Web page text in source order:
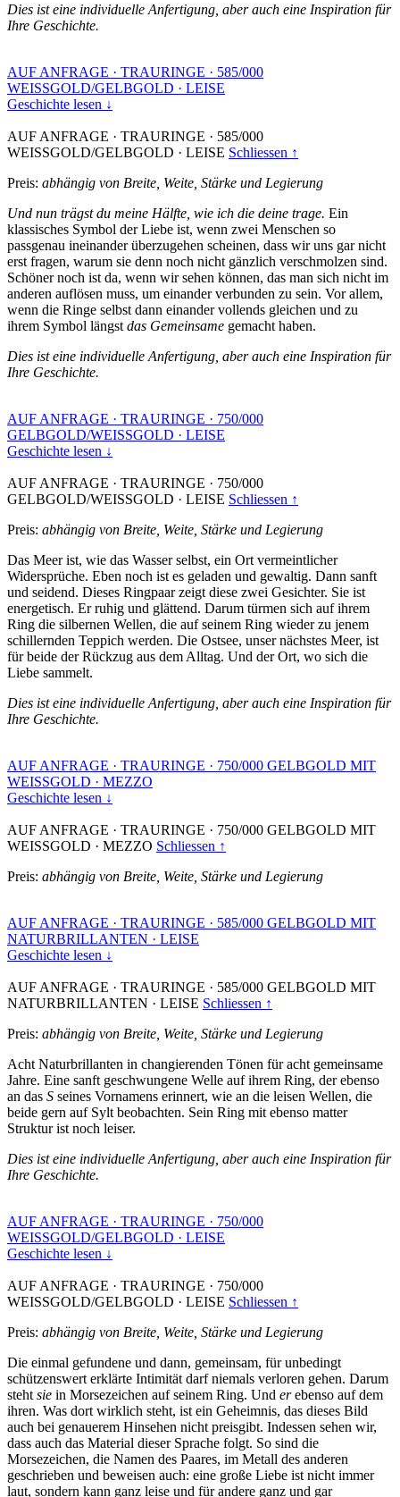
Dies ist eine individuelle Anfertigung, aber auch eine Inspiration für
Ihre Geschichte.
AUF ANFRAGE · TRAURINGE · 585/000
WEISSGOLD/GELBGOLD · LEISE
Geschichte lesen ↓
AUF ANFRAGE · TRAURINGE · 585/000
WEISSGOLD/GELBGOLD · LEISE Schliessen ↑
Preis: abhängig von Breite, Weite, Stärke und Legierung
Und nun trägst du meine Hälfte, wie ich die deine trage. Ein
klassisches Symbol der Liebe ist, wenn zwei Menschen so
passgenau ineinander überzugehen scheinen, dass wir uns gar nicht
erst fragen, warum sie denn noch nicht gänzlich verschmolzen sind.
Schöner noch ist da, wenn wir sehen können, das man sich nicht im
anderen auflösen muss, um einander verbunden zu sein. Vor allem,
wenn die Ringe selbst dann einander vollends gleichen und zu
ihrem Symbol längst das Gemeinsame gemacht haben.
Dies ist eine individuelle Anfertigung, aber auch eine Inspiration für
Ihre Geschichte.
AUF ANFRAGE · TRAURINGE · 750/000
GELBGOLD/WEISSGOLD · LEISE
Geschichte lesen ↓
AUF ANFRAGE · TRAURINGE · 750/000
GELBGOLD/WEISSGOLD · LEISE Schliessen ↑
Preis: abhängig von Breite, Weite, Stärke und Legierung
Das Meer ist, wie das Wasser selbst, ein Ort vermeintlicher
Widersprüche. Eben noch ist es geladen und gewaltig. Dann sanft
und seidend. Dieses Ringpaar zeigt diese zwei Gesichter. Sie ist
energetisch. Er ruhig und glättend. Darum türmen sich auf ihrem
Ring die silbernen Wellen, die auf seinem Ring wieder zu jenem
schillernden Teppich werden. Die Ostsee, unser nächstes Meer, ist
für beide der Rückzug aus dem Alltag. Und der Ort, wo sich die
Liebe sammelt.
Dies ist eine individuelle Anfertigung, aber auch eine Inspiration für
Ihre Geschichte.
AUF ANFRAGE · TRAURINGE · 750/000 GELBGOLD MIT
WEISSGOLD · MEZZO
Geschichte lesen ↓
AUF ANFRAGE · TRAURINGE · 750/000 GELBGOLD MIT
WEISSGOLD · MEZZO Schliessen ↑
Preis: abhängig von Breite, Weite, Stärke und Legierung
AUF ANFRAGE · TRAURINGE · 585/000 GELBGOLD MIT
NATURBRILLANTEN · LEISE
Geschichte lesen ↓
AUF ANFRAGE · TRAURINGE · 585/000 GELBGOLD MIT
NATURBRILLANTEN · LEISE Schliessen ↑
Preis: abhängig von Breite, Weite, Stärke und Legierung
Acht Naturbrillanten in changierenden Tönen für acht gemeinsame
Jahre. Eine sanft geschwungene Welle auf ihrem Ring, der ebenso
an das S seines Vornamens erinnert, wie an die leisen Wellen, die
beide gern auf Sylt beobachten. Sein Ring mit ebenso matter
Struktur ist noch leiser.
Dies ist eine individuelle Anfertigung, aber auch eine Inspiration für
Ihre Geschichte.
AUF ANFRAGE · TRAURINGE · 750/000
WEISSGOLD/GELBGOLD · LEISE
Geschichte lesen ↓
AUF ANFRAGE · TRAURINGE · 750/000
WEISSGOLD/GELBGOLD · LEISE Schliessen ↑
Preis: abhängig von Breite, Weite, Stärke und Legierung
Die einmal gefundene und dann, gemeinsam, für unbedingt
schützenswert erklärte Intimität darf niemals verloren gehen. Darum
steht sie in Morsezeichen auf seinem Ring. Und erebenso auf dem
ihren. Was dort wirklich steht, ist ein Geheimnis, das dieses Bild
auch bei genauerem Hinsehen nicht preisgibt. Indessen sehen wir,
dass auch das Material dieser Sprache folgt. So sind die
Morsezeichen, die Namen des Paares, im Metall des anderen
geschrieben und beweisen auch: eine große Liebe ist nicht immer
laut, sondern kann ganz leise und für andere ganz und gar